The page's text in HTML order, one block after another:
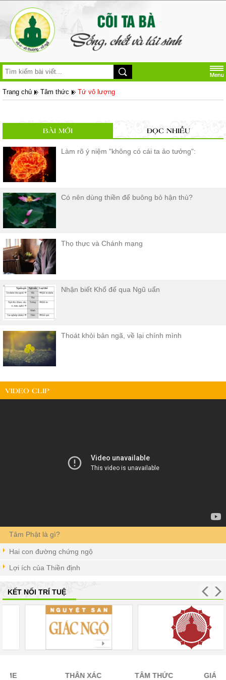
Trang chủ Tâm thức Tứ vô lượng
BÀI MỚI ĐỌC NHIỀU
Làm rõ ý niệm "không có cái ta ảo tưởng":
Có nên dùng thiền để buông bỏ hận thù?
Thọ thực và Chánh mạng
Nhận biết Khổ đế qua Ngũ uẩn
Thoát khỏi bản ngã, về lại chính mình
VIDEO CLIP
Tâm Phật là gì?
Hai con đường chứng ngộ
Lợi ích của Thiền định
KẾT NỐI TRÍ TUỆ
THÂN XÁC TÂM THỨC GIÁO LÝ